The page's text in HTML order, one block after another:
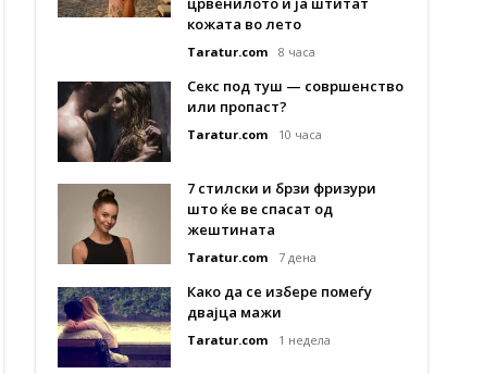
кожата во лето
Taratur.com 8 часа
Секс под туш — совршенство
или пропаст?
Taratur.com 10 часа
7 стилски и брзи фризури
што ќе ве спасат од
жештината
Taratur.com 7 дена
Како да се избере помеѓу
двајца мажи
Taratur.com 1 недела